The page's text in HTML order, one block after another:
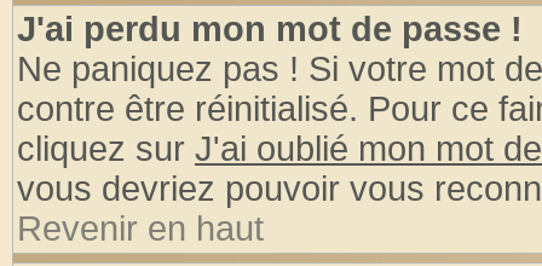
J'ai perdu mon mot de passe !
Ne paniquez pas ! Si votre mot
contre être réinitialisé. Pour ce
cliquez sur J'ai oublié mon mot
vous devriez pouvoir vous
Revenir en haut